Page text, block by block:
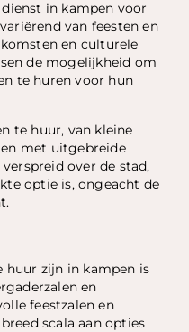
dienst in kampen voor
van feesten en
en culturele
de mogelijkheid om
te huren voor hun
te huur, van kleine
met uitgebreide
over de stad,
optie is, ongeacht de
huur zijn in kampen is
en
feestzalen en
scala aan opties